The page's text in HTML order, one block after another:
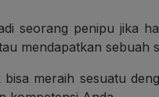
seorang penipu jika
mendapatkan sebuah
meraih sesuatu